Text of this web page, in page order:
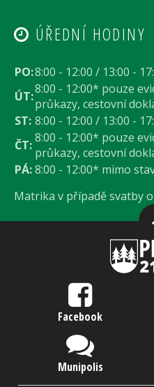
ÚŘEDNÍ HODINY
PO:8:00 - 12:00 / 13:00 -
ÚT:8:00 - 12:00* pouze
průkazy, cestovní
ST: 8:00 - 12:00 / 13:00 -
ČT:8:00 - 12:00* pouze
průkazy, cestovní
PÁ:8:00 - 12:00* mimo
Matrika v případě svatby
Facebook
Munipolis